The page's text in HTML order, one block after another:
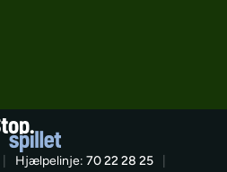
Hjælpelinje: 70 22 28 25